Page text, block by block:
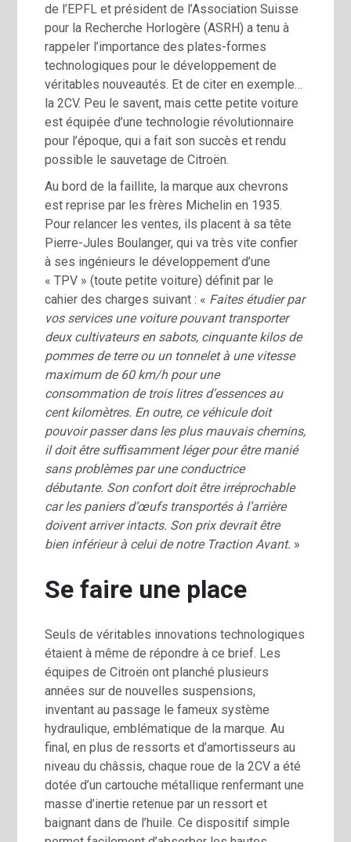
de l’EPFL et président de l’Association Suisse
pour la Recherche Horlogère (ASRH) a tenu à
rappeler l’importance des plates-formes
technologiques pour le développement de
véritables nouveautés. Et de citer en exemple…
la 2CV. Peu le savent, mais cette petite voiture
est équipée d’une technologie révolutionnaire
pour l’époque, qui a fait son succès et rendu
possible le sauvetage de Citroën.
Au bord de la faillite, la marque aux chevrons
est reprise par les frères Michelin en 1935.
Pour relancer les ventes, ils placent à sa tête
Pierre-Jules Boulanger, qui va très vite confier
à ses ingénieurs le développement d’une
« TPV » (toute petite voiture) définit par le
cahier des charges suivant : « Faites étudier par
vos services une voiture pouvant transporter
deux cultivateurs en sabots, cinquante kilos de
pommes de terre ou un tonnelet à une vitesse
maximum de 60 km/h pour une
consommation de trois litres d’essences au
cent kilomètres. En outre, ce véhicule doit
pouvoir passer dans les plus mauvais chemins,
il doit être suffisamment léger pour être manié
sans problèmes par une conductrice
débutante. Son confort doit être irréprochable
car les paniers d’œufs transportés à l’arrière
doivent arriver intacts. Son prix devrait être
bien inférieur à celui de notre Traction Avant. »
Se faire une place
Seuls de véritables innovations technologiques
étaient à même de répondre à ce brief. Les
équipes de Citroën ont planché plusieurs
années sur de nouvelles suspensions,
inventant au passage le fameux système
hydraulique, emblématique de la marque. Au
final, en plus de ressorts et d’amortisseurs au
niveau du châssis, chaque roue de la 2CV a été
dotée d’un cartouche métallique renfermant une
masse d’inertie retenue par un ressort et
baignant dans de l’huile. Ce dispositif simple